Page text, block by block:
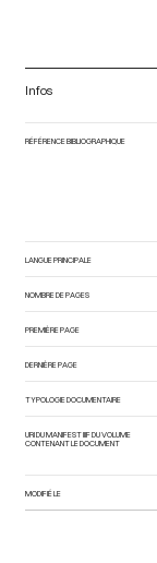
Infos
RÉFÉRENCE BIBLIOGRAPHIQUE
LANGUE PRINCIPALE
NOMBRE DE PAGES
PREMIÈRE PAGE
DERNIÈRE PAGE
TYPOLOGIE DOCUMENTAIRE
URI DU MANIFEST IIIF DU VOLUME
CONTENANT LE DOCUMENT
MODIFIÉ LE